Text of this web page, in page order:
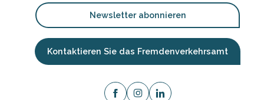
Newsletter abonnieren
Kontaktieren Sie das Fremdenverkehrsamt